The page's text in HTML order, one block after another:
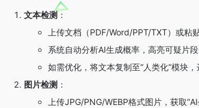
文本检测 ：
上传文档（PDF/Word/PPT/TXT）或粘
系统自动分析AI生成概率，高亮可疑片段
如需优化，将文本复制至“人类化”模块
图片检测 ：
上传JPG/PNG/WEBP格式图片，获取